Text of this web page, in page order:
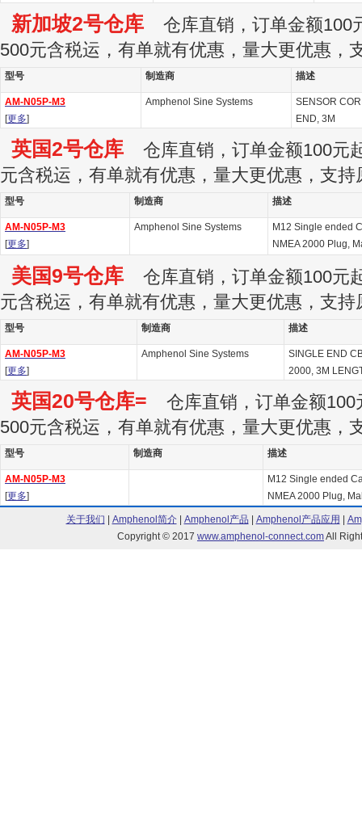
新加坡2号仓库 仓库直销，订单金额100
500元含税运，有单就有优惠，量大更优惠，
型号 制造商 描述
AM-N05P-M3
[更多]
Amphenol Sine Systems
SENSOR
END, 3M
英国2号仓库 仓库直销，订单金额100元
元含税运，有单就有优惠，量大更优惠，支持
型号 制造商 描述
AM-N05P-M3
[更多]
Amphenol Sine Systems
M12 Single ended
NMEA 2000 Plug,
美国9号仓库 仓库直销，订单金额100元
元含税运，有单就有优惠，量大更优惠，支持
型号 制造商 描述
AM-N05P-M3
[更多]
Amphenol Sine Systems
SINGLE END
2000, 3M
英国20号仓库= 仓库直销，订单金额100
500元含税运，有单就有优惠，量大更优惠，
型号 制造商 描述
AM-N05P-M3
[更多]
M12 Single ended
NMEA 2000 Plug,
关于我们 Amphenol简介| Amphenol产品 Amphenol产品应用
Copyright © 2017 www.amphenol-connect.comAll